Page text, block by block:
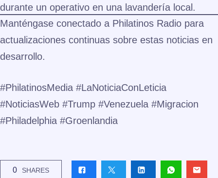
durante un operativo en una lavandería local.
Manténgase conectado a Philatinos Radio para
actualizaciones continuas sobre estas noticias en
desarrollo.
#PhilatinosMedia #LaNoticiaConLeticia
#NoticiasWeb #Trump #Venezuela #Migracion
#Philadelphia #Groenlandia
0 SHARES